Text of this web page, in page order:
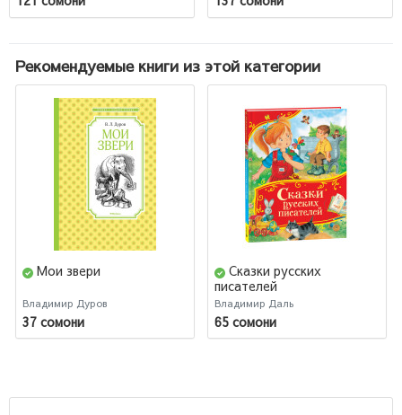
Рекомендуемые книги из этой категории
Мои звери
Владимир Дуров
37 сомони
Сказки русских
писателей
Владимир Даль
65 сомони